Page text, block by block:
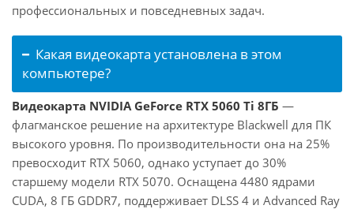
профессиональных и повседневных задач.
Какая видеокарта установлена в этом
компьютере?
Видеокарта NVIDIA GeForce RTX 5060 Ti 8ГБ —
флагманское решение на архитектуре Blackwell для ПК
высокого уровня. По производительности она на 25%
превосходит RTX 5060, однако уступает до 30%
старшему модели RTX 5070. Оснащена 4480 ядрами
CUDA, 8 ГБ GDDR7, поддерживает DLSS 4 и Advanced Ray